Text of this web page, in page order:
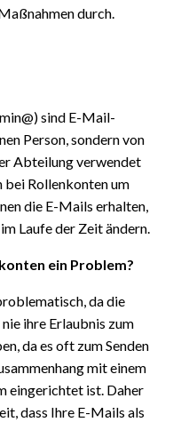
durch.
sind E-Mail-
Person, sondern von
Abteilung verwendet
bei Rollenkonten um
die E-Mails erhalten,
Laufe der Zeit ändern.
ein Problem?
da die
ihre Erlaubnis zum
da es oft zum Senden
mit einem
eingerichtet ist. Daher
dass Ihre E-Mails als